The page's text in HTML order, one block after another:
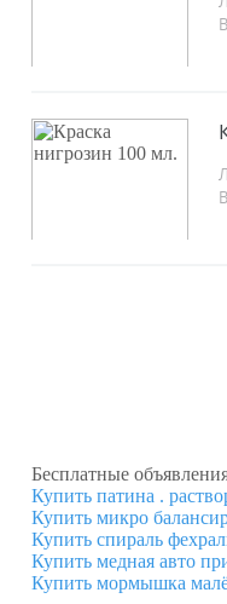
Бесплатные
Купить патина .
Купить микро
Купить спираль
Купить медная авто
Купить мормышка